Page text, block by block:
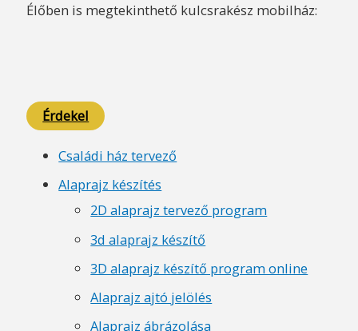
Élőben is megtekinthető kulcsrakész mobilház:
Érdekel
Családi ház tervező
Alaprajz készítés
2D alaprajz tervező program
3d alaprajz készítő
3D alaprajz készítő program online
Alaprajz ajtó jelölés
Alaprajz ábrázolása